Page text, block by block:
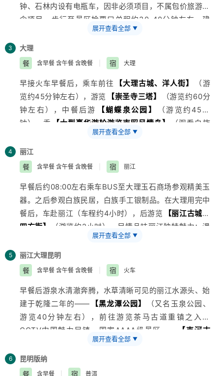
钟、石林内设有电瓶车，因非必须项目，不属包价旅游包
含项目，步行至景区检票口单程约30-40分钟左右，建
议游客如需乘坐请自行购买，石林电瓶车25元/人自理）
聆听每一块石头向您述说的故事，游览阿诗玛化身石，石
林湖、大小石林等景点，回昆后参观地矿珠宝或七彩
（60分钟左右）（导游任选其一）游览国际贸易会展中
心（120分钟左右），欣赏云南之名品牌龙润茶--茶艺表
演，体验云南少数民族僰人对银饰文化的展示中心--云南
民族民间手工艺交易市场，晚餐后乘火车硬卧前往大理
（铺位随机发放）注：昆明国际贸易会展中心是中国面向
时，请根据个人需要及喜好理性消费，绝不强迫购物；售
出商品请客人自行保管好发票及购物小票，作为今后退换
品。
展开查看全部 ▼
3
大理
餐
含早餐 含午餐 含晚餐 宿 大理
早接火车早餐后，乘车前往 【大理古城、洋人街】
（游
览约45分钟左右），游览
【崇圣寺三塔】
（游览约60分
钟左右），中餐后游
【蝴蝶泉公园】
（游览约45分
钟），乘
【大型豪华游轮游览南昭风情岛】
（观看白族
歌舞表演,品三道茶）游览国家级风景名胜区、国家级自
然保护区、高原淡水湖泊。湖面南北长41.5km，东西宽
39km，周长116km，面积约251平方千米--洱海，洱海
湖水清澈如镜，风光秀美，饱览苍山洱海的壮丽风光，远
观高原水乡双廊景区（玉几岛），乘车返回用晚餐后入住
酒店。
展开查看全部 ▼
4
丽江
餐
含早餐 含午餐 含晚餐 宿 丽江
早餐后约08:00左右乘车BUS至大理玉石商场参观精美玉
器。之后参观白族民居，白族手工银制品。在大理用完中
餐后，车赴丽江（车程约4小时），后游览
【丽江古城，
四方街】
（游览约2小时），尽情品味丽江独特魅力；漫
步街市,您将领略到“家家溪水绕户转户户垂杨赛江南”的
独特古城风貌
展开查看全部 ▼
5 丽江大理昆明
餐
含早餐 含午餐 含晚餐 宿 火车
早餐后游泉水清澈奔腾，水草清晰可见的丽江水源头、始
建于乾隆二年的——
【黑龙潭公园】
（又名玉泉公园、
游览40分钟左右），前往游览茶马古道重镇之入选
CCTV中国魅力民镇、国家AAAA级景区——
【束河古
（游览40分钟左右）；乘车至玉龙雪山脚下的纳西
族东巴圣地--
马场】（由导游任选其一），（约40分钟）参观丽江特
展开查看全部 ▼
6 昆明版纳
餐
含早餐 宿 普洱